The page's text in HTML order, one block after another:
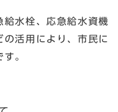
水栓、応急給水資機
活用により、市民に
。